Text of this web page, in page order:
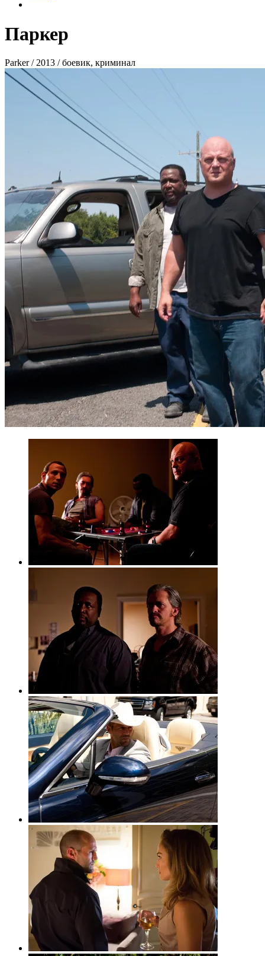
Паркер
Parker / 2013 / боевик, криминал